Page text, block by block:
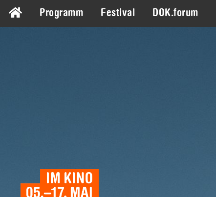
Programm Festival DOK.forum